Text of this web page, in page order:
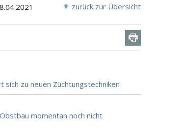
zurück zur Übersicht
zu neuen Züchtungstechniken
momentan noch nicht